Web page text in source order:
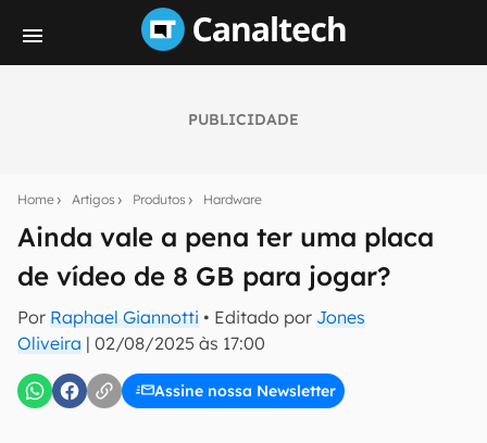
PUBLICIDADE
Home Artigos Produtos Hardware
Ainda vale a pena ter uma placa
de vídeo de 8 GB para jogar?
Por Raphael Giannotti • Editado por Jones
Oliveira | 02/08/2025 às 17:00
Assine nossa Newsletter
notícias e reviews sobre tecnologia em primeira
mão.
E-mail